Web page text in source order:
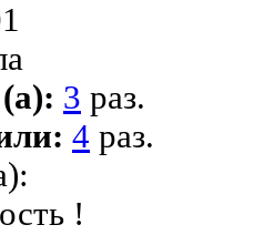
3 раз.
4 раз.
!